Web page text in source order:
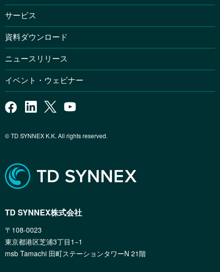
サービス
資料ダウンロード
ニュースリリース
イベント・ウェビナー
© TD SYNNEX K.K. All rights reserved.
TD SYNNEX株式会社
〒108-0023
東京都港区芝浦3丁目1−1
msb Tamachi 田町ステーションタワーN 21階